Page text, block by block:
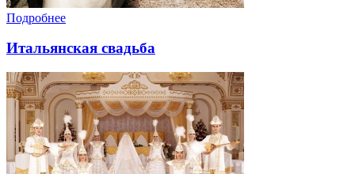
Подробнее
Итальянская свадьба